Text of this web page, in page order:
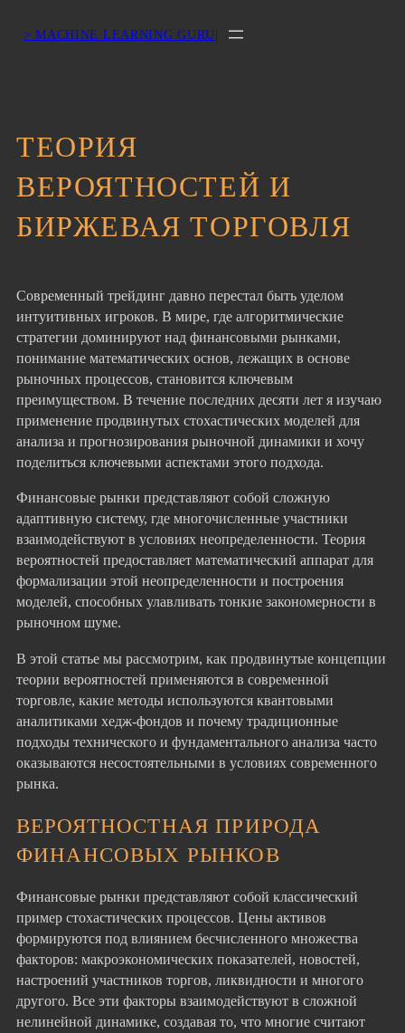
> MACHINE LEARNING GURU|
ТЕОРИЯ
ВЕРОЯТНОСТЕЙ И
БИРЖЕВАЯ ТОРГОВЛЯ
Современный трейдинг давно перестал быть уделом
интуитивных игроков. В мире, где алгоритмические
стратегии доминируют над финансовыми рынками,
понимание математических основ, лежащих в основе
рыночных процессов, становится ключевым
преимуществом. В течение последних десяти лет я изучаю
применение продвинутых стохастических моделей для
анализа и прогнозирования рыночной динамики и хочу
поделиться ключевыми аспектами этого подхода.
Финансовые рынки представляют собой сложную
адаптивную систему, где многочисленные участники
взаимодействуют в условиях неопределенности. Теория
вероятностей предоставляет математический аппарат для
формализации этой неопределенности и построения
моделей, способных улавливать тонкие закономерности в
рыночном шуме.
В этой статье мы рассмотрим, как продвинутые концепции
теории вероятностей применяются в современной
торговле, какие методы используются квантовыми
аналитиками хедж-фондов и почему традиционные
подходы технического и фундаментального анализа часто
оказываются несостоятельными в условиях современного
рынка.
ВЕРОЯТНОСТНАЯ ПРИРОДА
ФИНАНСОВЫХ РЫНКОВ
Финансовые рынки представляют собой классический
пример стохастических процессов. Цены активов
формируются под влиянием бесчисленного множества
факторов: макроэкономических показателей, новостей,
настроений участников торгов, ликвидности и многого
другого. Все эти факторы взаимодействуют в сложной
нелинейной динамике, создавая то, что многие считают